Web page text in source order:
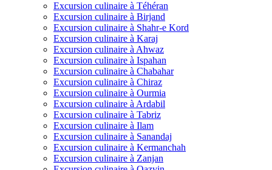
Excursion culinaire à Téhéran
Excursion culinaire à Birjand
Excursion culinaire à Shahr-e Kord
Excursion culinaire à Karaj
Excursion culinaire à Ahwaz
Excursion culinaire à Ispahan
Excursion culinaire à Chabahar
Excursion culinaire à Chiraz
Excursion culinaire à Ourmia
Excursion culinaire à Ardabil
Excursion culinaire à Tabriz
Excursion culinaire à Ilam
Excursion culinaire à Sanandaj
Excursion culinaire à Kermanchah
Excursion culinaire à Zanjan